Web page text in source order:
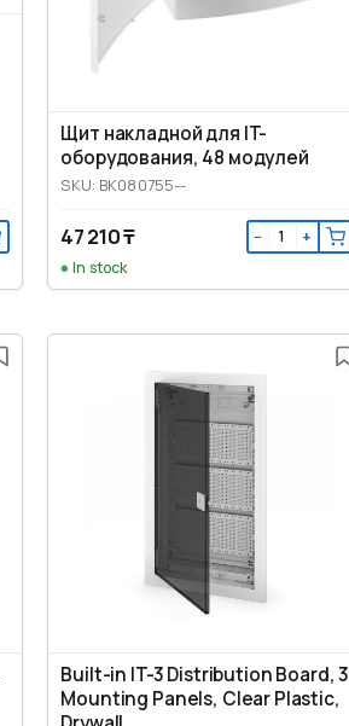
Щит накладной для IT-
оборудования, 48 модулей
SKU: BK080755--
47 210 ₸ − +
In stock
Built-in IT-3 Distribution Board, 3
Mounting Panels, Clear Plastic,